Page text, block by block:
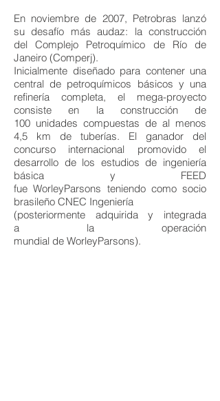
En noviembre de 2007, Petrobras lanzó
su desafío más audaz: la construcción
del Complejo Petroquímico de Río de
Janeiro (Comperj).
Inicialmente diseñado para contener una
central de petroquímicos básicos y una
refinería completa, el mega-proyecto
consiste en la construcción de
100 unidades compuestas de al menos
4,5 km de tuberías. El ganador del
concurso internacional promovido el
desarrollo de los estudios de ingeniería
básica y FEED
fue WorleyParsons teniendo como socio
brasileño CNEC Ingeniería
(posteriormente adquirida y integrada
a la operación
mundial de WorleyParsons).